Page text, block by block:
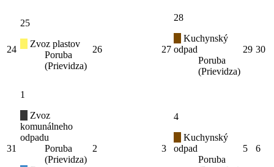
24
25
Zvoz plastov
Poruba
(Prievidza)
26 27
28
Kuchynský
odpad
Poruba
(Prievidza)
29 30
31
1
Zvoz
komunálneho
odpadu
Poruba
(Prievidza)
2 3
4
Kuchynský
odpad
Poruba
5 6